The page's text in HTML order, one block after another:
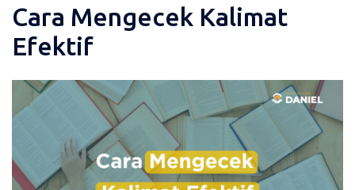
Cara Mengecek Kalimat
Efektif